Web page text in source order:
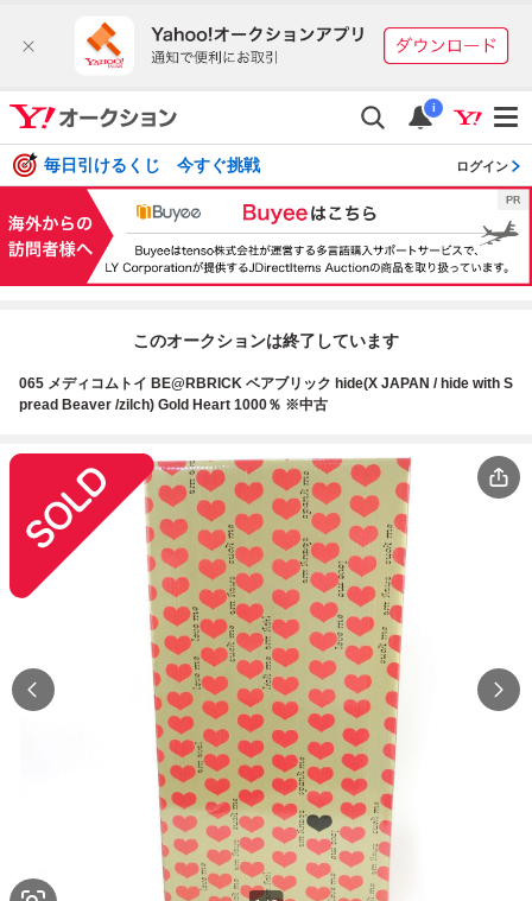
i
毎日引けるくじ 今すぐ挑戦 ログイン
このオークションは終了しています
065 メディコムトイ BE@RBRICK ベアブリック hide(X JAPAN / hide with S
pread Beaver /zilch) Gold Heart 1000％ ※中古